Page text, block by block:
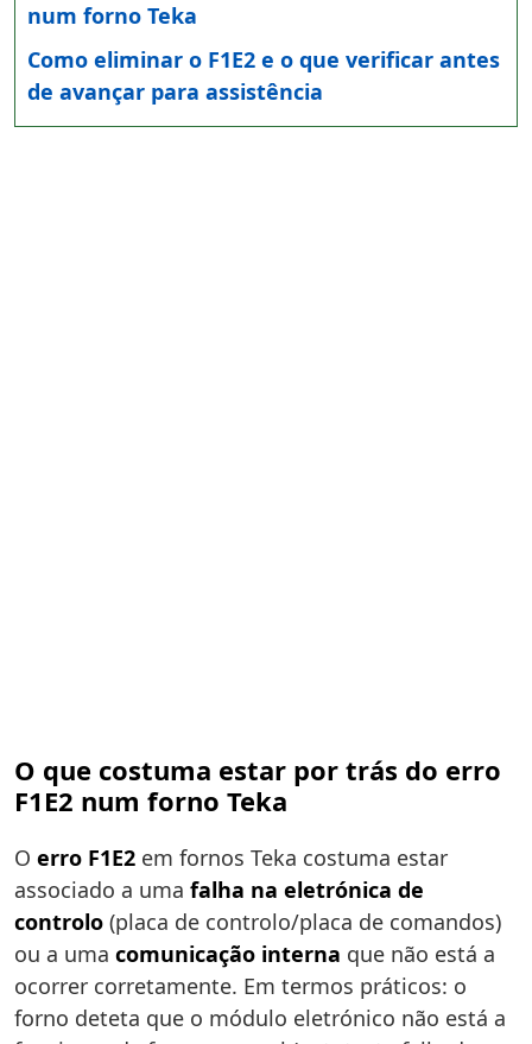
num forno Teka
Como eliminar o F1E2 e o que verificar antes
de avançar para assistência
O que costuma estar por trás do erro
F1E2 num forno Teka
O erro F1E2 em fornos Teka costuma estar
associado a uma falha na eletrónica de
controlo (placa de controlo/placa de comandos)
ou a uma comunicação interna que não está a
ocorrer corretamente. Em termos práticos: o
forno deteta que o módulo eletrónico não está a